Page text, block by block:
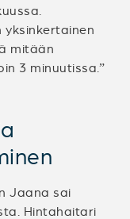
yksinkertainen
mitään
3 minuutissa.”
Jaana sai
Hintahaitari